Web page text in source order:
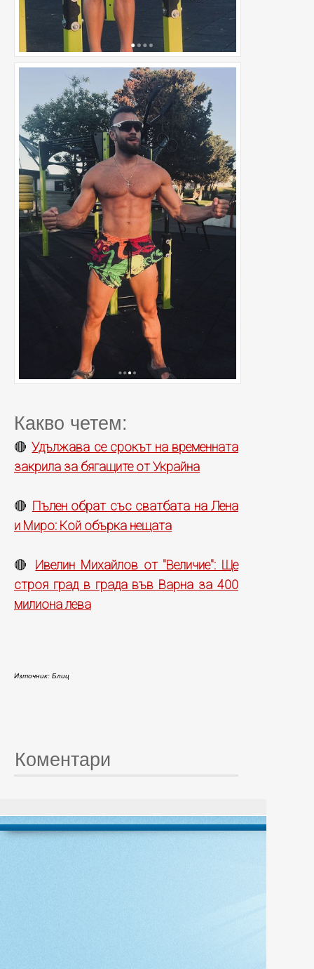
Какво четем:
🔴Удължава се срокът на временната
закрила за бягащите от Украйна
🔴 Пълен обрат със сватбата на Лена
и Миро: Кой обърка нещата
🔴 Ивелин Михайлов от "Величие": Ще
строя град в града във Варна за 400
милиона лева
Източник: Блиц
Коментари